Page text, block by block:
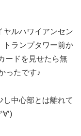
ヤルハワイアンセン
トランプタワー前か
ードを見せたら無
ったです♪
し中心部とは離れて